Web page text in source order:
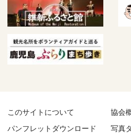
このサイトについて
協会
パンフレットダウンロード
写真